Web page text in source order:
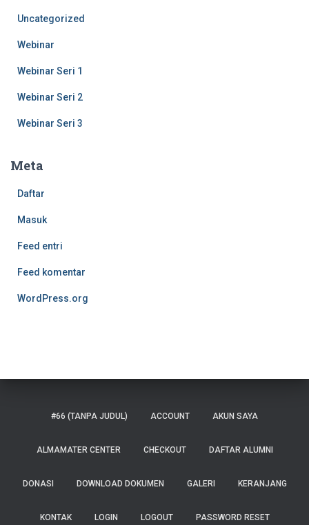
Uncategorized
Webinar
Webinar Seri 1
Webinar Seri 2
Webinar Seri 3
Meta
Daftar
Masuk
Feed entri
Feed komentar
WordPress.org
#66 (TANPA JUDUL) ACCOUNT AKUN SAYA
ALMAMATER CENTER CHECKOUT DAFTAR ALUMNI
DONASI DOWNLOAD DOKUMEN GALERI KERANJANG
KONTAK LOGIN LOGOUT PASSWORD RESET